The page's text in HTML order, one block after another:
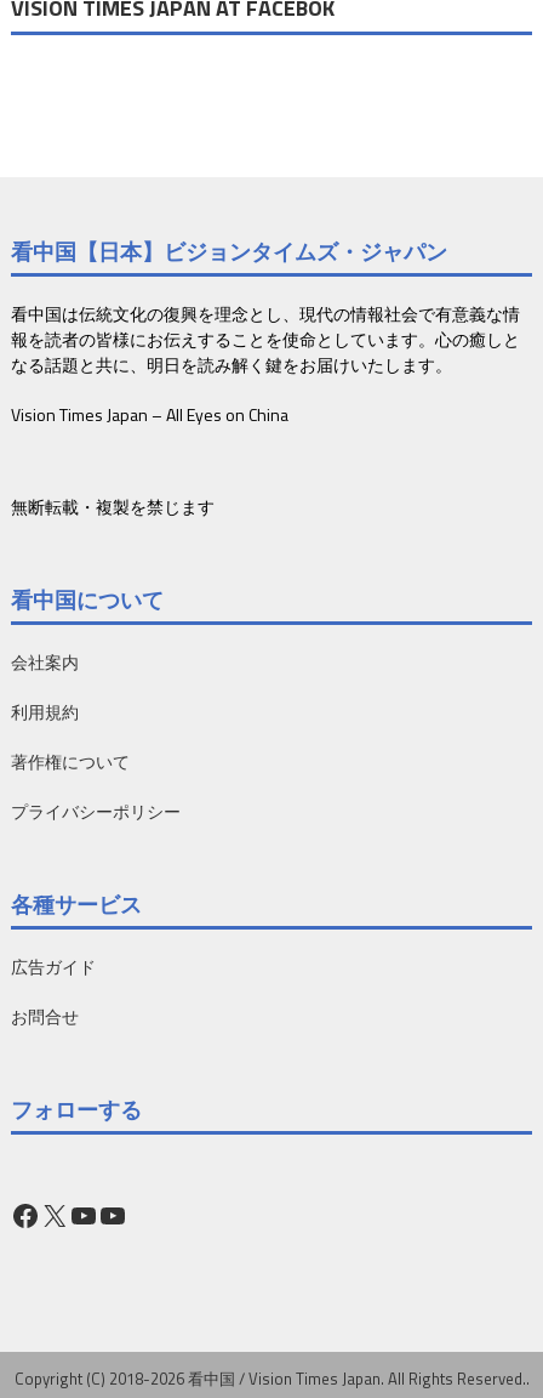
VISION TIMES JAPAN AT FACEBOK
看中国【日本】ビジョンタイムズ・ジャパン
看中国は伝統文化の復興を理念とし、現代の情報社会で有意義な情
報を読者の皆様にお伝えすることを使命としています。心の癒しと
なる話題と共に、明日を読み解く鍵をお届けいたします。
Vision Times Japan – All Eyes on China
無断転載・複製を禁じます
看中国について
会社案内
利用規約
著作権について
プライバシーポリシー
各種サービス
広告ガイド
お問合せ
フォローする
Facebook
X YouTube
YouTube
Copyright (C) 2018-2026 看中国 / Vision Times Japan. All Rights Reserved..